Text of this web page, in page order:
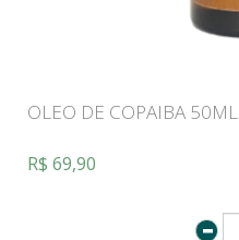
OLEO DE COPAIBA 50ML
R$ 69,90